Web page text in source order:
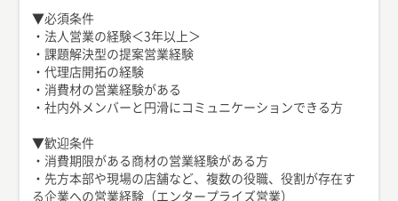
▼必須条件
・法人営業の経験＜3年以上＞
・課題解決型の提案営業経験
・代理店開拓の経験
・消費材の営業経験がある
・社内外メンバーと円滑にコミュニケーションできる方
▼歓迎条件
・消費期限がある商材の営業経験がある方
・先方本部や現場の店舗など、複数の役職、役割が存在す
る企業への営業経験（エンタープライズ営業）